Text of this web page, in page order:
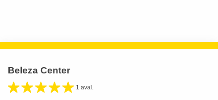
Beleza Center
1 aval.